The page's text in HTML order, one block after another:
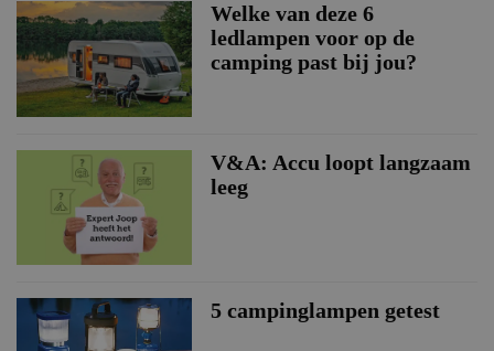
Welke van deze 6
ledlampen voor op de
camping past bij jou?
V&A: Accu loopt langzaam
leeg
5 campinglampen getest